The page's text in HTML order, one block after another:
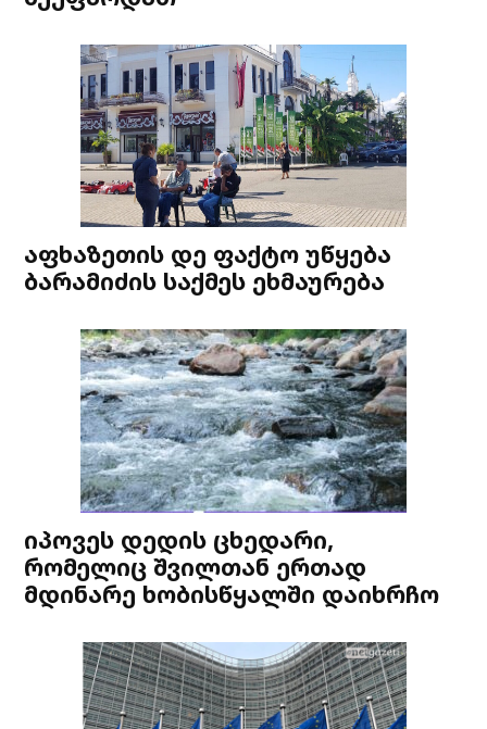
აფხაზეთის დე ფაქტო უწყება
ბარამიძის საქმეს ეხმაურება
იპოვეს დედის ცხედარი,
რომელიც შვილთან ერთად
მდინარე ხობისწყალში დაიხრჩო